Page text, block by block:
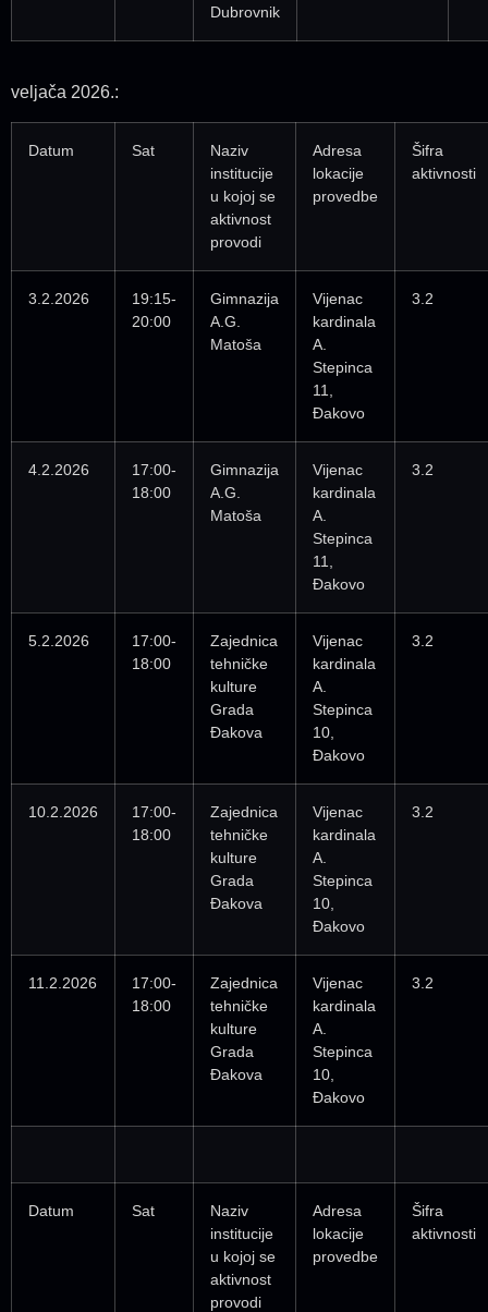
Dubrovnik
veljača 2026.:
Datum Sat
Naziv
institucije
u kojoj se
aktivnost
provodi
Adresa
lokacije
provedbe
Šifra
aktivnosti
3.2.2026
19:15-
20:00
Gimnazija
A.G.
Matoša
Vijenac
kardinala
A.
Stepinca
11,
Đakovo
3.2
4.2.2026
17:00-
18:00
Gimnazija
A.G.
Matoša
Vijenac
kardinala
A.
Stepinca
11,
Đakovo
3.2
5.2.2026
17:00-
18:00
Zajednica
tehničke
kulture
Grada
Đakova
Vijenac
kardinala
A.
Stepinca
10,
Đakovo
3.2
10.2.2026
17:00-
18:00
Zajednica
tehničke
kulture
Grada
Đakova
Vijenac
kardinala
A.
Stepinca
10,
Đakovo
3.2
11.2.2026
17:00-
18:00
Zajednica
tehničke
kulture
Grada
Đakova
Vijenac
kardinala
A.
Stepinca
10,
Đakovo
3.2
Datum Sat
Naziv
institucije
u kojoj se
aktivnost
provodi
Adresa
lokacije
provedbe
Šifra
aktivnosti